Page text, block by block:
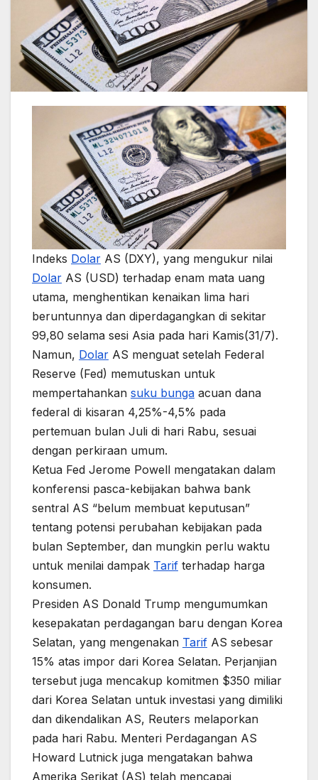
Indeks Dolar AS (DXY), yang mengukur nilai
Dolar AS (USD) terhadap enam mata uang
utama, menghentikan kenaikan lima hari
beruntunnya dan diperdagangkan di sekitar
99,80 selama sesi Asia pada hari Kamis(31/7).
Namun, Dolar AS menguat setelah Federal
Reserve (Fed) memutuskan untuk
mempertahankan suku bunga acuan dana
federal di kisaran 4,25%-4,5% pada
pertemuan bulan Juli di hari Rabu, sesuai
dengan perkiraan umum.
Ketua Fed Jerome Powell mengatakan dalam
konferensi pasca-kebijakan bahwa bank
sentral AS “belum membuat keputusan”
tentang potensi perubahan kebijakan pada
bulan September, dan mungkin perlu waktu
untuk menilai dampak Tarif terhadap harga
konsumen.
Presiden AS Donald Trump mengumumkan
kesepakatan perdagangan baru dengan Korea
Selatan, yang mengenakan Tarif AS sebesar
15% atas impor dari Korea Selatan. Perjanjian
tersebut juga mencakup komitmen $350 miliar
dari Korea Selatan untuk investasi yang dimiliki
dan dikendalikan AS, Reuters melaporkan
pada hari Rabu. Menteri Perdagangan AS
Howard Lutnick juga mengatakan bahwa
Amerika Serikat (AS) telah mencapai